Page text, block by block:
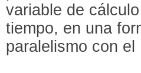
variable de
tiempo, en una
paralelismo con